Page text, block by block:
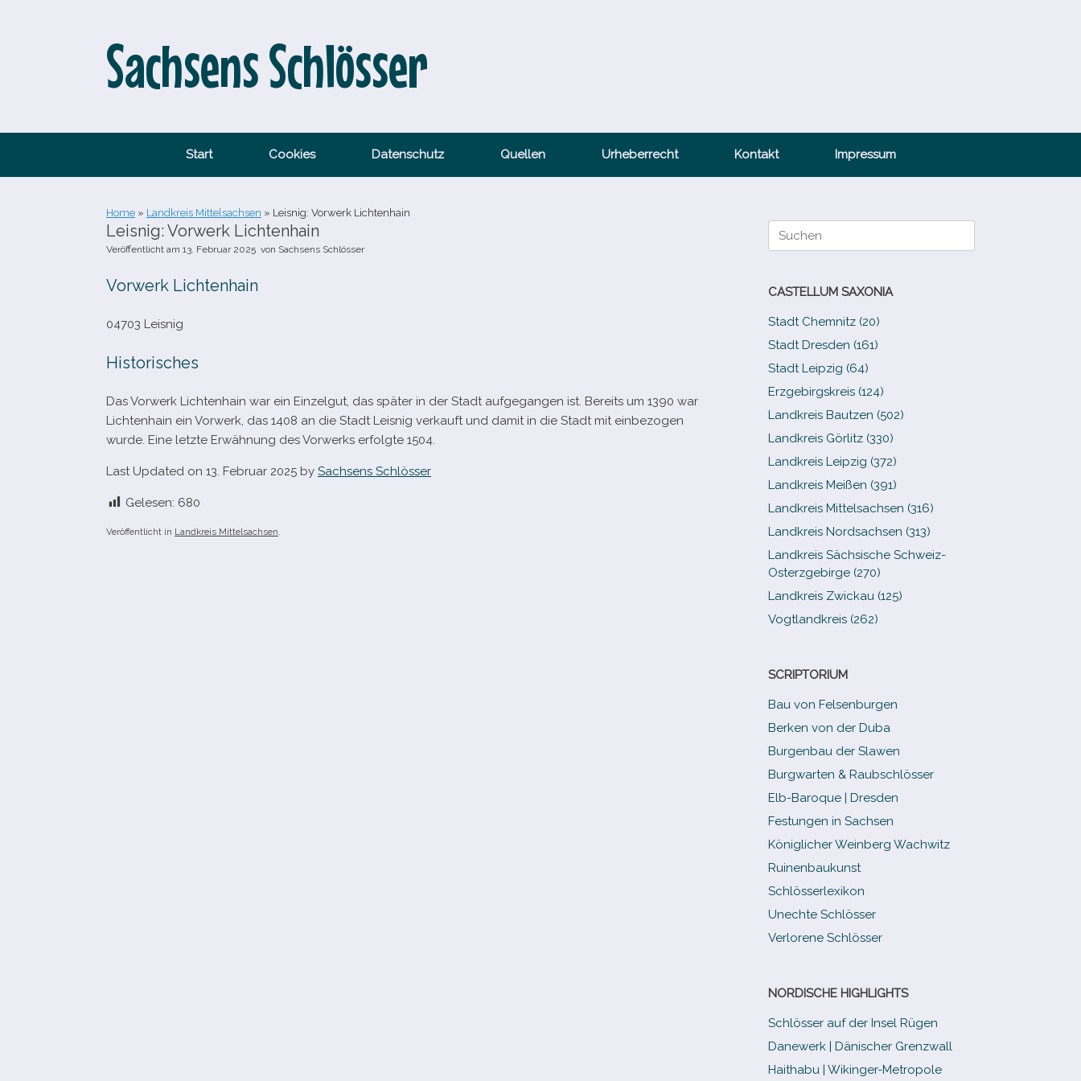
Sachsens Schlösser
Start Cookies Datenschutz Quellen Urheberrecht Kontakt Impressum
Home » Landkreis Mittelsachsen » Leisnig: Vorwerk Lichtenhain
Leisnig: Vorwerk Lichtenhain
Veröffentlicht am 13. Februar 2025 von Sachsens Schlösser
Vorwerk Lichtenhain
04703 Leisnig
Historisches
Das Vorwerk Lichtenhain war ein Einzelgut, das spä­ter in der Stadt auf­ge­gan­gen ist. Bereits um 1390 war
Lichtenhain ein Vorwerk, das 1408 an die Stadt Leisnig ver­kauft und damit in die Stadt mit ein­be­zo­gen
wurde. Eine letzte Erwähnung des Vorwerks erfolgte 1504.
Last Updated on 13. Februar 2025 by Sachsens Schlösser
Gelesen: 680
Veröffentlicht in Landkreis Mittelsachsen
Suche
nach:
CASTELLUM SAXONIA
Stadt Chemnitz (20)
Stadt Dresden (161)
Stadt Leipzig (64)
Erzgebirgskreis (124)
Landkreis Bautzen (502)
Landkreis Görlitz (330)
Landkreis Leipzig (372)
Landkreis Meißen (391)
Landkreis Mittelsachsen (316)
Landkreis Nordsachsen (313)
Landkreis Sächsische Schweiz-​
Osterzgebirge (270)
Landkreis Zwickau (125)
Vogtlandkreis (262)
SCRIPTORIUM
Bau von Felsenburgen
Berken von der Duba
Burgenbau der Slawen
Burgwarten & Raubschlösser
Elb-​Baroque | Dresden
Festungen in Sachsen
Königlicher Weinberg Wachwitz
Ruinenbaukunst
Schlösserlexikon
Unechte Schlösser
Verlorene Schlösser
NORDISCHE HIGHLIGHTS
Schlösser auf der Insel Rügen
Danewerk | Dänischer Grenzwall
Haithabu | Wikinger-Metropole